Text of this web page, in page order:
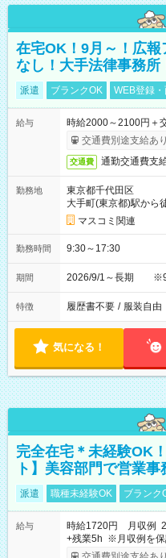
在宅OK！9月～！広
なし！大手法律事務所
派遣 ブランクOK WEB登録
給与
時給2000～2100円＋
交通費別途支給あり
交通費 通勤交通費支
勤務地
東京都千代田区
大手町(東京都)駅から
マスコミ関連
勤務時間 9:30～17:30
期間 2026/9/1～長期 ※9
特徴 履歴書不要 / 服装自由
気になる！
完全在宅＊未経験OK
ト】美容部門で営業事
派遣 職種未経験OK ブランク
給与
時給1720円 月収例
+残業5h ※月収例を保
取りサービス利用可（